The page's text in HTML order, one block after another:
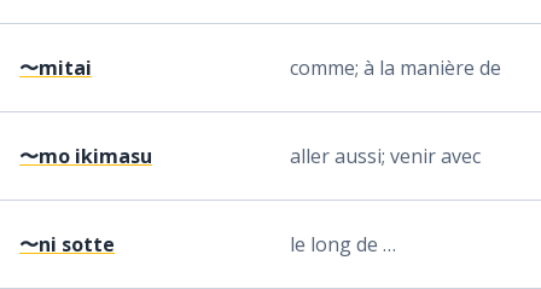
〜mitai comme; à la manière de
〜mo ikimasu aller aussi; venir avec
〜ni sotte le long de …